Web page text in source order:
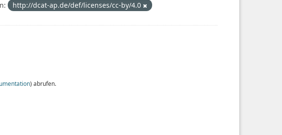
http://dcat-ap.de/def/licenses/cc-by/4.0
) abrufen.